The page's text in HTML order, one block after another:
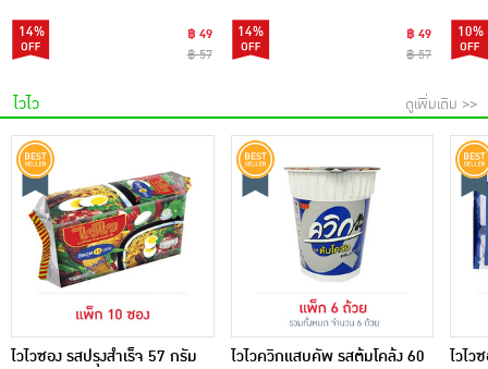
14%
฿ 49
฿ 57
14%
฿ 49
฿ 57
10%
ไวไว ดูเพิ่มเติม >>
ไวไวซอง รสปรุงสำเร็จ 57 กรัม
ไวไวควิกแสบคัพ รสต้มโคล้ง 60
ไวไว